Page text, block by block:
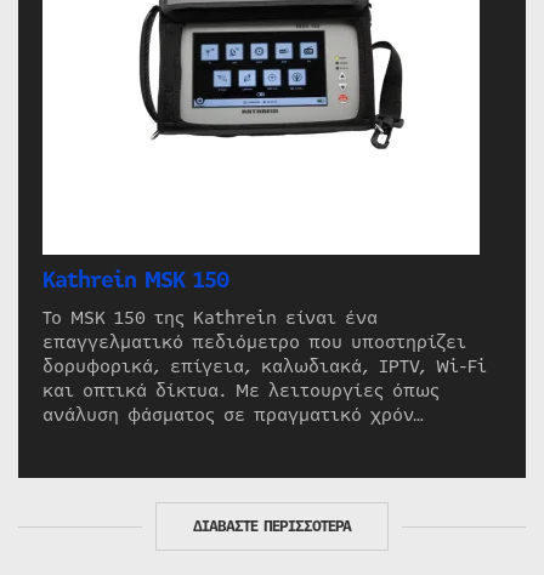
Kathrein MSK 150
Το MSK 150 της Kathrein είναι ένα
επαγγελματικό πεδιόμετρο που υποστηρίζει
δορυφορικά, επίγεια, καλωδιακά, IPTV, Wi-Fi
και οπτικά δίκτυα. Με λειτουργίες όπως
ανάλυση φάσματος σε πραγματικό χρόν…
ΔΙΑΒΑΣΤΕ ΠΕΡΙΣΣΟΤΕΡΑ